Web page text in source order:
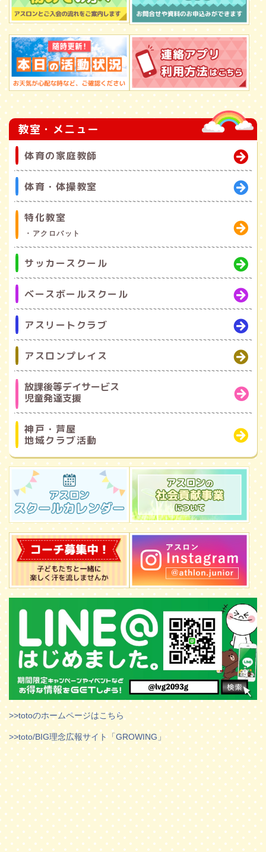
教室・メニュー
体育の家庭教師
体育・体操教室
特化教室
・アクロバット
サッカースクール
ベースボールスクール
アスリートクラブ
アスロンプレイス
放課後等デイサービス
児童発達支援
神戸・芦屋
地域クラブ活動
>>totoのホームページはこちら
>>toto/BIG理念広報サイト「GROWING」